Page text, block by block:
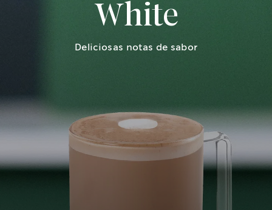
White
Deliciosas notas de sabor